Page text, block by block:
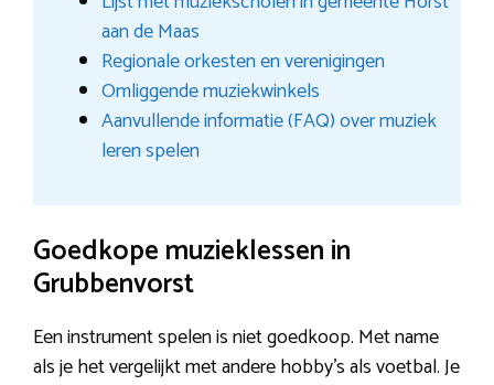
aan de Maas
Regionale orkesten en verenigingen
Omliggende muziekwinkels
Aanvullende informatie (FAQ) over muziek
leren spelen
Goedkope muzieklessen in
Grubbenvorst
Een instrument spelen is niet goedkoop. Met name
als je het vergelijkt met andere hobby’s als voetbal. Je